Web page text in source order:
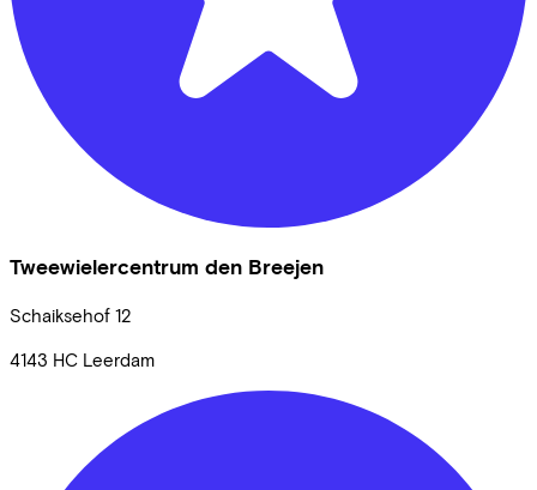
Tweewielercentrum den Breejen
Schaiksehof 12
4143 HC Leerdam